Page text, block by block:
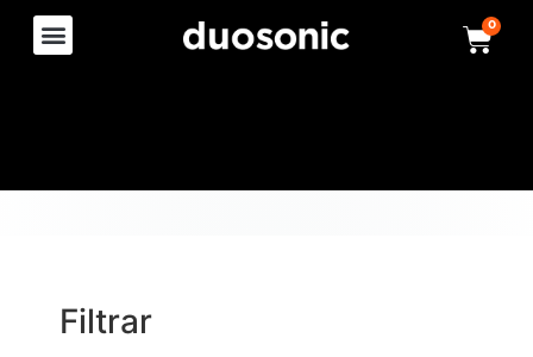
0
Filtrar